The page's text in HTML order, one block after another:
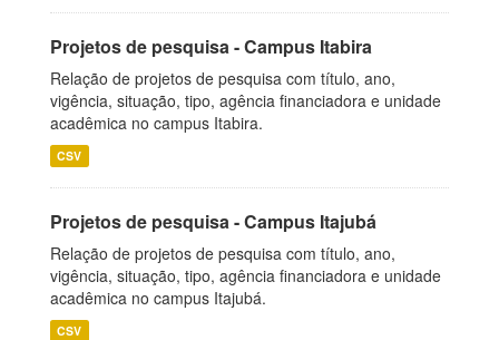
Projetos de pesquisa - Campus Itabira
Relação de projetos de pesquisa com título, ano,
vigência, situação, tipo, agência financiadora e unidade
acadêmica no campus Itabira.
CSV
Projetos de pesquisa - Campus Itajubá
Relação de projetos de pesquisa com título, ano,
vigência, situação, tipo, agência financiadora e unidade
acadêmica no campus Itajubá.
CSV